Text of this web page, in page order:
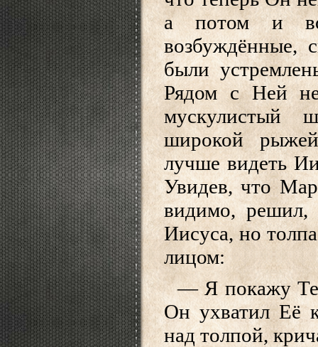
а потом и во
возбуждённые,
были
Рядом с Ней
мускулистый
широкой
лучше видеть
Увидев, что
видимо, решил,
Иисуса, но
лицом:
— Я покажу
Он ухватил Её
над толпой,